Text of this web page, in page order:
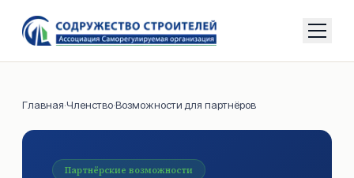
Главная·Членство·Возможности для партнёров
Партнёрские возможности